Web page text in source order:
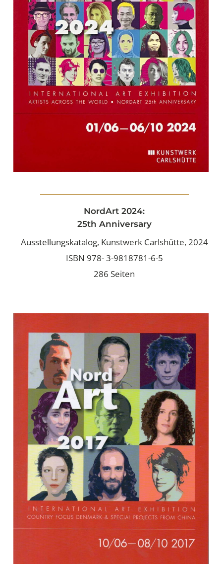
NordArt 2024:
25th Anniversary
Ausstellungskatalog, Kunstwerk Carlshütte, 2024
ISBN 978- 3-9818781-6-5
286 Seiten